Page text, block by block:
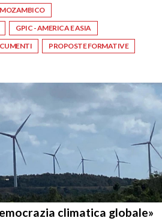
MOZAMBICO
GPIC - AMERICA E ASIA
PROPOSTE FORMATIVE
climatica globale»